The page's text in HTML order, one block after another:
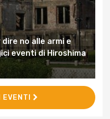
no alle armi e
eventi di Hiroshima